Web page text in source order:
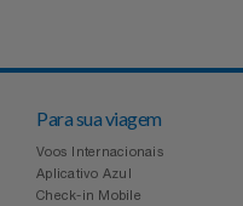
Para sua viagem
Voos Internacionais
Aplicativo Azul
Check-in Mobile